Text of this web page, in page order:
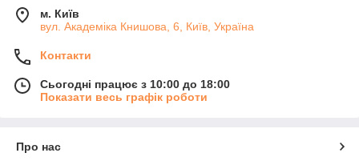
м. Київ
вул. Академіка Книшовa, 6, Київ, Україна
Контакти
Сьогодні працює з 10:00 до 18:00
Показати весь графік роботи
Про нас